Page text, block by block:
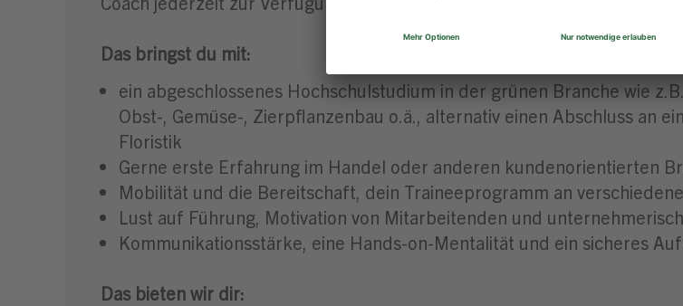
Das bringst du mit:
ein abgeschlossenes Hochschulstudium in der grünen Branche wie
Obst-, Gemüse-, Zierpflanzenbau o.ä., alternativ einen Abschluss an
Floristik
Gerne erste Erfahrung im Handel oder anderen kundenorientierten
Mobilität und die Bereitschaft, dein Traineeprogramm an
Lust auf Führung, Motivation von Mitarbeitenden und
Kommunikationsstärke, eine Hands-on-Mentalität und ein sicheres
Das bieten wir dir: